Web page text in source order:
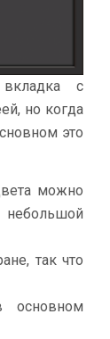
вкладка с
но когда
это
можно
так что
основном